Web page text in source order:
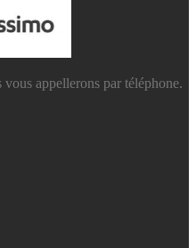
appellerons par téléphone.